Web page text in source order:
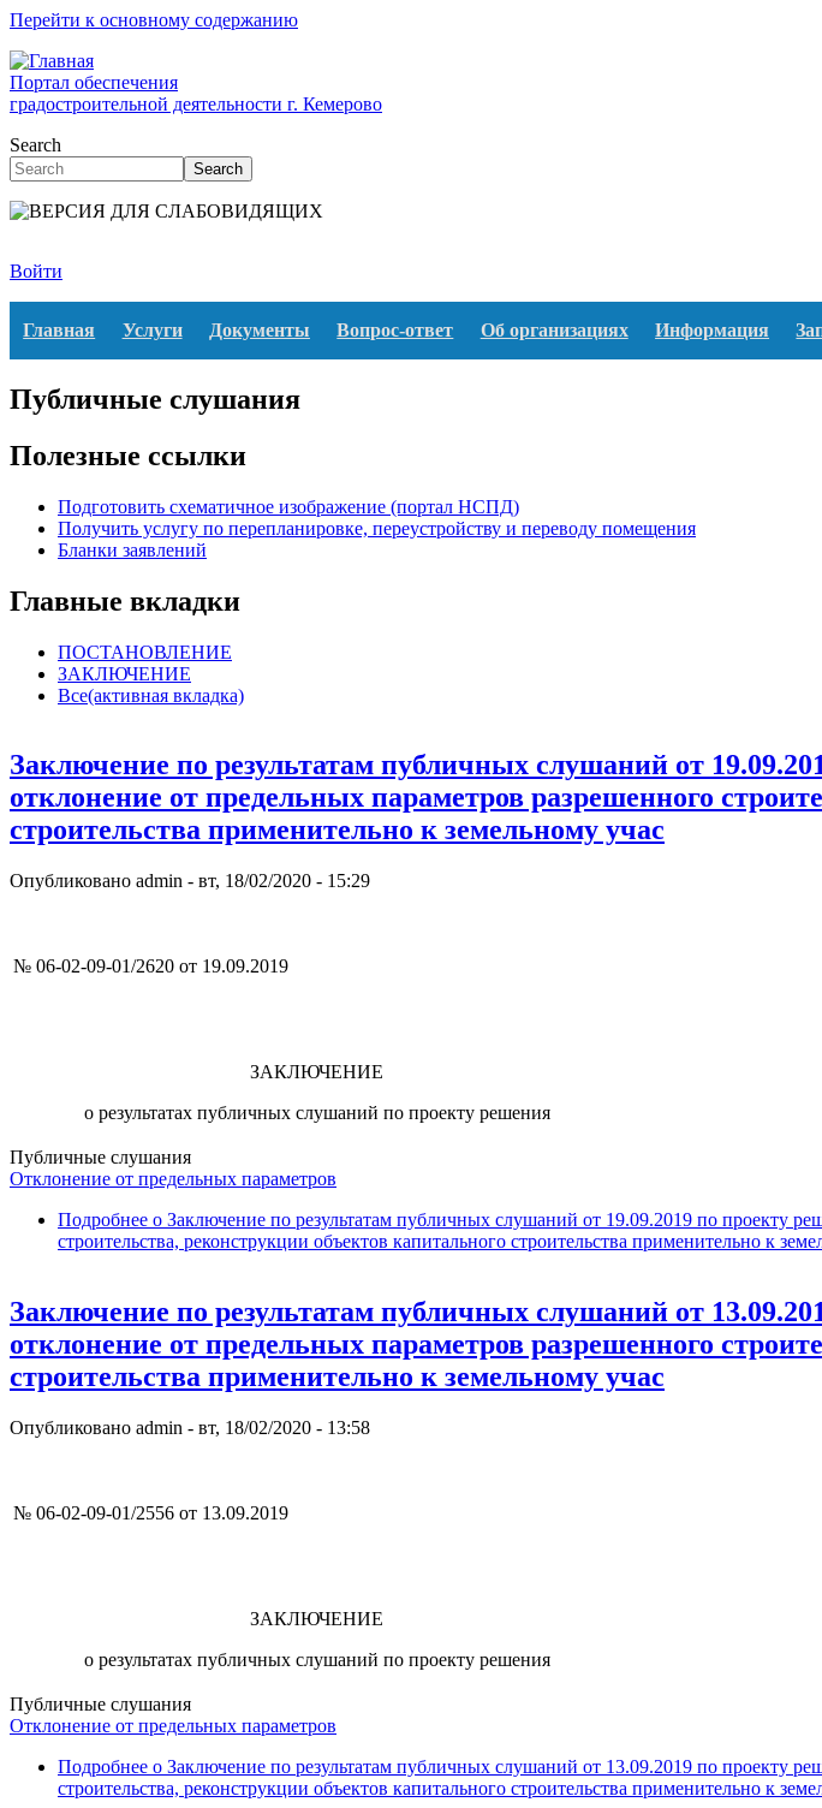
Перейти к основному содержанию
Портал обеспечения
градостроительной деятельности г. Кемерово
Search
Search
Войти
Главная Услуги Документы Вопрос-ответ Об организациях Информация
Публичные слушания
Полезные ссылки
Подготовить схематичное изображение (портал НСПД)
Получить услугу по перепланировке, переустройству и переводу помещения
Бланки заявлений
Главные вкладки
ПОСТАНОВЛЕНИЕ
ЗАКЛЮЧЕНИЕ
Все(активная вкладка)
Заключение по результатам публичных слушаний от
отклонение от предельных параметров разрешенного
строительства применительно к земельному учас
Опубликовано admin - вт, 18/02/2020 - 15:29
№ 06-02-09-01/2620 от 19.09.2019
ЗАКЛЮЧЕНИЕ
о результатах публичных слушаний по проекту решения
Публичные слушания
Отклонение от предельных параметров
Подробнее о Заключение по результатам публичных слушаний от 19.09.2019 по проекту
строительства, реконструкции объектов капитального строительства применительно к
Заключение по результатам публичных слушаний от
отклонение от предельных параметров разрешенного
строительства применительно к земельному учас
Опубликовано admin - вт, 18/02/2020 - 13:58
№ 06-02-09-01/2556 от 13.09.2019
ЗАКЛЮЧЕНИЕ
о результатах публичных слушаний по проекту решения
Публичные слушания
Отклонение от предельных параметров
Подробнее о Заключение по результатам публичных слушаний от 13.09.2019 по проекту
строительства, реконструкции объектов капитального строительства применительно к